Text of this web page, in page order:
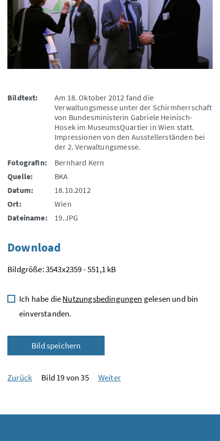
Bildtext:
Am 18. Oktober 2012 fand die
Verwaltungsmesse unter der Schirmherrschaft
von Bundesministerin Gabriele Heinisch-
Hosek im MuseumsQuartier in Wien statt.
Impressionen von den Ausstellerständen bei
der 2. Verwaltungsmesse.
FotografIn:
Bernhard Kern
Quelle:
BKA
Datum:
18.10.2012
Ort:
Wien
Dateiname:
19.JPG
Download
Bildgröße: 3543x2359 - 551,1 kB
Ich habe dieNutzungsbedingungen gelesen und bin
einverstanden.
Bild speichern
Zurück Bild 19 von 35 Weiter